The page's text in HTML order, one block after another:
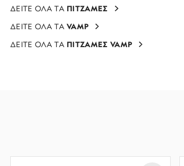
ΔΕΙΤΕ ΟΛΑ ΤΑ ΠΙΤΖΑΜΕΣ
ΔΕΙΤΕ ΟΛΑ ΤΑVAMP
ΔΕΙΤΕ ΟΛΑ ΤΑ ΠΙΤΖΑΜΕΣ VAMP